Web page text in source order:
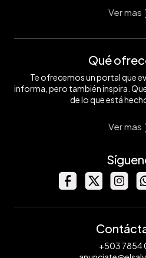
Ver mas
Qué
Te ofrecemos un portal que
informa, pero también inspira.
de lo que está
Ver mas
+503 7854